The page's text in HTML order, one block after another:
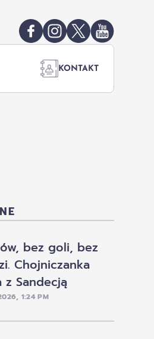
KONTAKT
bez goli, bez
Chojniczanka
Sandecją
1:24 PM